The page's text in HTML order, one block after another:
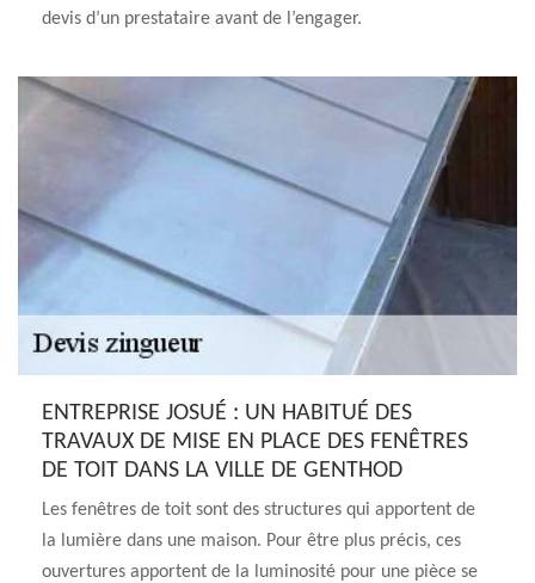
devis d’un prestataire avant de l’engager.
ENTREPRISE JOSUÉ : UN HABITUÉ DES
TRAVAUX DE MISE EN PLACE DES FENÊTRES
DE TOIT DANS LA VILLE DE GENTHOD
Les fenêtres de toit sont des structures qui apportent de
la lumière dans une maison. Pour être plus précis, ces
ouvertures apportent de la luminosité pour une pièce se